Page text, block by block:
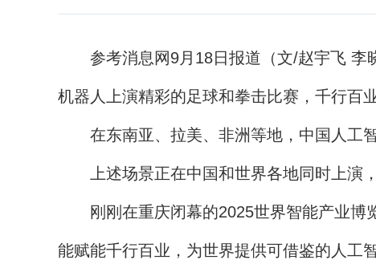
参考消息网9月18日报道（文/赵宇飞 李晓
机器人上演精彩的足球和拳击比赛，千行百
在东南亚、拉美、非洲等地，中国人工智
上述场景正在中国和世界各地同时上演，
刚刚在重庆闭幕的2025世界智能产业博
能赋能千行百业，为世界提供可借鉴的人工